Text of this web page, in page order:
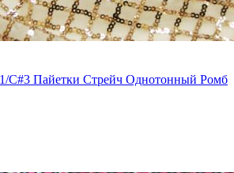
C#3 Пайетки Стрейч Однотонный Ромб